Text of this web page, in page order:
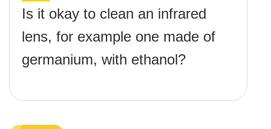
Is it okay to clean an infrared
lens, for example one made of
germanium, with ethanol?